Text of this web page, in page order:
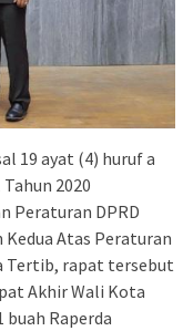
19 ayat (4) huruf a
2020
Peraturan DPRD
Atas Peraturan
Tertib, rapat tersebut
Akhir Wali Kota
Raperda